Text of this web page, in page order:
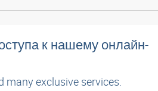
к нашему онлайн-
many exclusive services.